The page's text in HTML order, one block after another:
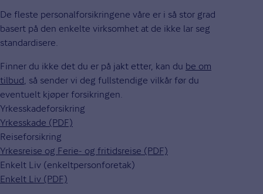
De fleste personalforsikringene våre er i så stor grad
basert på den enkelte virksomhet at de ikke lar seg
standardisere.
Finner du ikke det du er på jakt etter, kan du be om
tilbud, så sender vi deg fullstendige vilkår før du
eventuelt kjøper forsikringen.
Yrkesskadeforsikring
Yrkesskade (PDF)
Reiseforsikring
Yrkesreise og Ferie- og fritidsreise (PDF)
Enkelt Liv (enkeltpersonforetak)
Enkelt Liv (PDF)